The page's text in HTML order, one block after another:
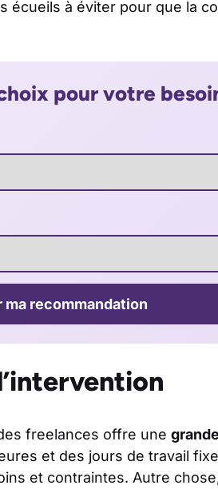
écueils à éviter pour que la
pour votre
ma recommandation
freelances offre une
et des jours de travail
et contraintes. Autre